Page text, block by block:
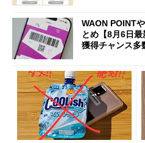
WAON POINT
とめ【8月6日
獲得チャンス多